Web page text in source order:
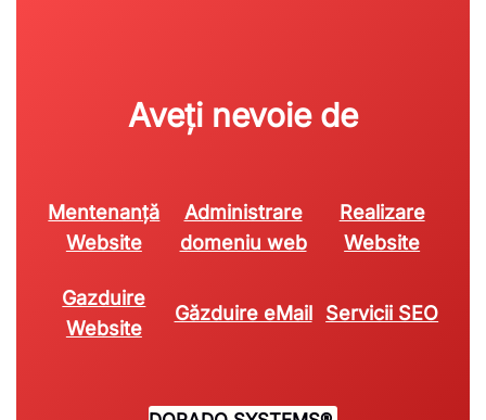
Aveți nevoie de
Mentenanță
Website
Administrare
domeniu web
Realizare
Website
Gazduire
Website
Găzduire eMail Servicii SEO